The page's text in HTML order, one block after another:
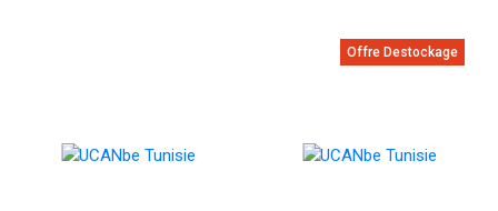
Offre Destockage